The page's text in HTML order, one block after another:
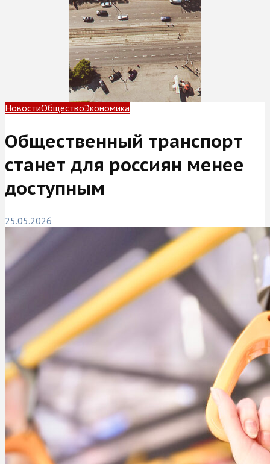
НовостиОбществоЭкономика
Общественный транспорт
станет для россиян менее
доступным
25.05.2026